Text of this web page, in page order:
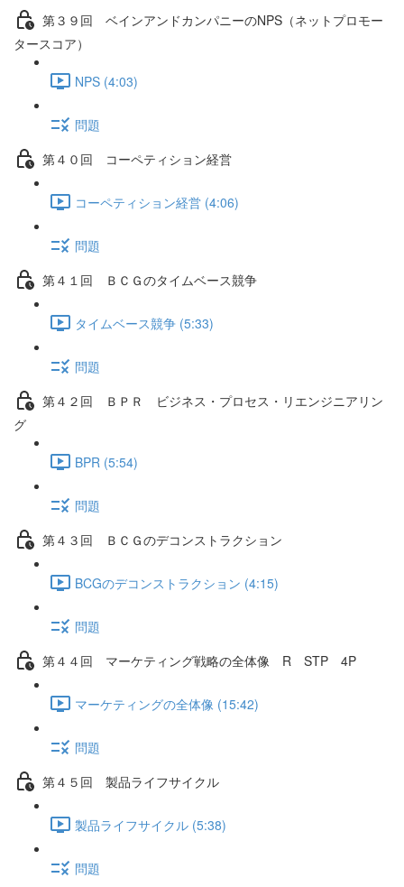
第３９回 ベインアンドカンパニーのNPS（ネットプロモー
タースコア）
NPS (4:03)
問題
第４０回 コーペティション経営
コーペティション経営 (4:06)
問題
第４１回 ＢＣＧのタイムベース競争
タイムベース競争 (5:33)
問題
第４２回 ＢＰＲ ビジネス・プロセス・リエンジニアリン
グ
BPR (5:54)
問題
第４３回 ＢＣＧのデコンストラクション
BCGのデコンストラクション (4:15)
問題
第４４回 マーケティング戦略の全体像 R STP 4P
マーケティングの全体像 (15:42)
問題
第４５回 製品ライフサイクル
製品ライフサイクル (5:38)
問題